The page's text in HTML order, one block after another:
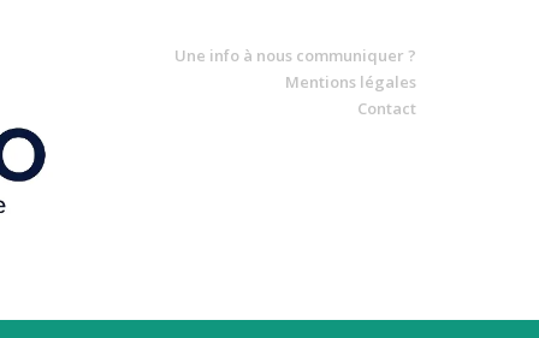
Une info à nous communiquer ?
Mentions légales
Contact